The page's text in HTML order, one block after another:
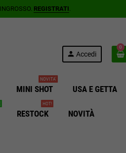
REGISTRATI.
person Accedi
0
MINI SHOT
NOVITA'
USA E GETTA
RESTOCK
HOT!
NOVITÀ